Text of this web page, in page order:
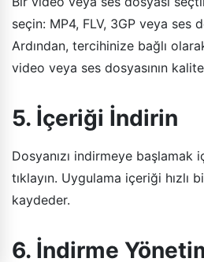
seçin: MP4, FLV, 3GP veya ses
Ardından, tercihinize bağlı
video veya ses dosyasının
5. İçeriği İndirin
Dosyanızı indirmeye başlamak
tıklayın. Uygulama içeriği hızlı
kaydeder.
6. İndirme